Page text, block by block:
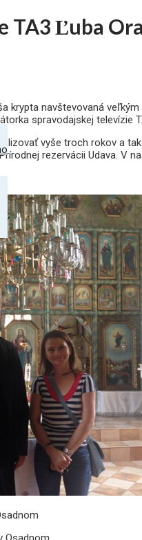
Ľuba
krypta navštevovaná
spravodajskej televízie
vyše troch rokov a
rezervácii Udava. V
Osadnom